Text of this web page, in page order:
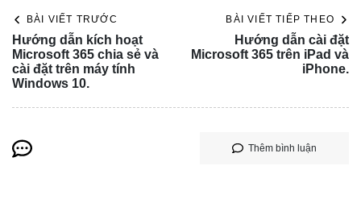
BÀI VIẾT TRƯỚC
Hướng dẫn kích hoạt
Microsoft 365 chia sẻ và
cài đặt trên máy tính
Windows 10.
BÀI VIẾT TIẾP THEO
Hướng dẫn cài đặt
Microsoft 365 trên iPad và
iPhone.
Thêm bình luận